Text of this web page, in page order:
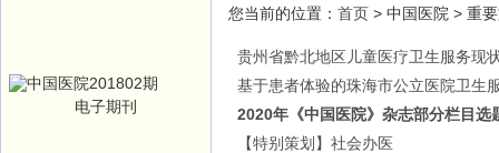
电子期刊
您当前的位置： 首页 > 中国医院 > 重
贵州省黔北地区儿童医疗卫生服务现
基于患者体验的珠海市公立医院卫生
2020年《中国医院》杂志部分栏目选
【特别策划】社会办医